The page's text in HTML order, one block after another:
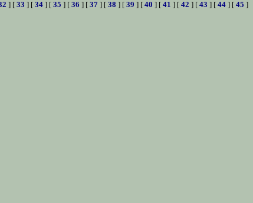
] [ 33 ] [ 34 ] [ 35 ] [ 36 ] [ 37 ] [ 38 ] [ 39 ] [ 40 ] [ 41 ] [ 42 ] [ 43 ] [ 44 ] [ 45 ]